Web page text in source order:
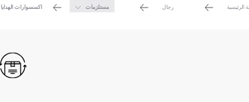
الرئيسية رجال مستلزمات اكسسوارات الهدايا